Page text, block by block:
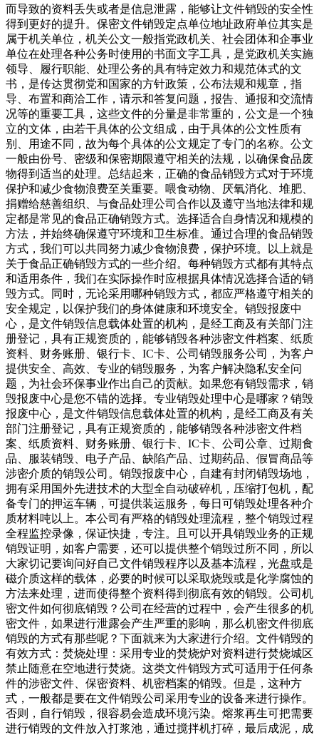
而导致的资料丢失或者是信息泄露，能够让文件销毁的安全性
得到更好的提升。保密文件销毁定点单位地址政府单位其实是
属于机关单位，机关公文一般指党政机关、社会团体和企事业
单位在处理各种公务时使用的书面文字工具，是党政机关实施
领导、履行职能、处理公务的具有特定效力和规范体式的文
书，是传达贯彻党和国家的方针政策，公布法规和规章，指
导、布置和商洽工作，请示和答复问题，报告、通报和交流情
况等的重要工具，这些文件的分量是非常重的，公文是一个独
立的文体，由若干具体的公文组成，由于具体的公文性质有
别、用途不同，故为每个具体的公文规定了专门的名称。公文
一般由份号、密级和保密期限遵守相关的法规，以确保食品废
物得到适当的处理。总结起来，正确的食品销毁方式对于环境
保护和减少食物浪费至关重要。喂食动物、厌氧消化、堆肥、
捐赠给慈善组织、与食品处理公司合作以及遵守当地法律和规
定都是常见的食品正确销毁方式。选择适合自身情况和规模的
方法，并始终确保遵守环境和卫生标准。通过合理的食品销毁
方式，我们可以共同努力减少食物浪费，保护环境。以上就是
关于食品正确销毁方式的一些介绍。每种销毁方式都有其特点
和适用条件，我们在实际操作时应根据具体情况选择合适的销
毁方式。同时，无论采用哪种销毁方式，都应严格遵守相关的
安全规定，以保护我们的身体健康和环境安全。销毁报废中
心，是文件销毁信息载体处置的机构，是经工商及有关部门注
册登记，具有正规资质的，能够销毁各种涉密文件档案、纸质
资料、财务账册、银行卡、IC卡、公司销毁服务公司，为客户
提供安全、高效、专业的销毁服务，为客户解决隐私安全问
题，为社会环保事业作出自己的贡献。如果您有销毁需求，销
毁报废中心是您不错的选择。专业销毁处理中心是哪家？销毁
报废中心，是文件销毁信息载体处置的机构，是经工商及有关
部门注册登记，具有正规资质的，能够销毁各种涉密文件档
案、纸质资料、财务账册、银行卡、IC卡、公司公章、过期食
品、服装销毁、电子产品、缺陷产品、过期药品、假冒商品等
涉密介质的销毁公司。销毁报废中心，自建有封闭销毁场地，
拥有采用国外先进技术的大型全自动破碎机，压缩打包机，配
备专门的押运车辆，可提供装运服务，每日可销毁处理各种介
质材料吨以上。本公司有严格的销毁处理流程，整个销毁过程
全程监控录像，保证快捷，专注。且可以开具销毁业务的正规
销毁证明，如客户需要，还可以提供整个销毁过所不同，所以
大家切记要询问好自己文件销毁程序以及基本流程，光盘或是
磁介质这样的载体，必要的时候可以采取烧毁或是化学腐蚀的
方法来处理，进而使得整个资料得到彻底有效的销毁。公司机
密文件如何彻底销毁？公司在经营的过程中，会产生很多的机
密文件，如果进行泄露会产生严重的影响，那么机密文件彻底
销毁的方式有那些呢？下面就来为大家进行介绍。文件销毁的
有效方式：焚烧处理：采用专业的焚烧炉对资料进行焚烧城区
禁止随意在空地进行焚烧。这类文件销毁方式可适用于任何条
件的涉密文件、保密资料、机密档案的销毁。但是，这种方
式，一般都是要在文件销毁公司采用专业的设备来进行操作。
否则，自行销毁，很容易会造成环境污染。熔浆再生可把需要
进行销毁的文件放入打浆池，通过搅拌机打碎，最后成泥，成